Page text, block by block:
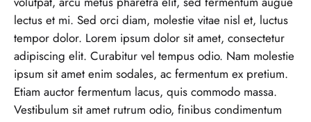
lectus et mi. Sed orci diam, molestie vitae nisl et, luctus
tempor dolor. Lorem ipsum dolor sit amet, consectetur
adipiscing elit. Curabitur vel tempus odio. Nam molestie
ipsum sit amet enim sodales, ac fermentum ex pretium.
Etiam auctor fermentum lacus, quis commodo massa.
Vestibulum sit amet rutrum odio, finibus condimentum